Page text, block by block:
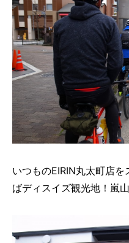
いつものEIRIN丸太町店
ばディスイズ観光地！嵐山